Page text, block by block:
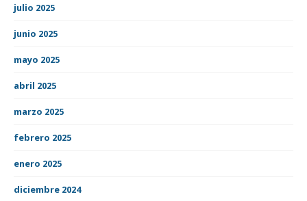
julio 2025
junio 2025
mayo 2025
abril 2025
marzo 2025
febrero 2025
enero 2025
diciembre 2024